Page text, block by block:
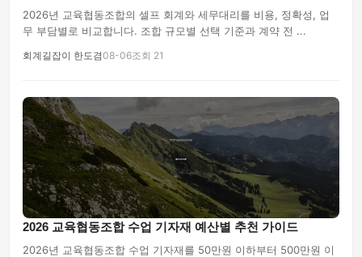
2026년 교육협동조합의 셀프 회계와 세무대리를 비용, 정확성, 업
무 부담별로 비교합니다. 조합 규모별 선택 기준과 계약 전 ...
회계길잡이 한도겸08-06조회 21
2026 교육협동조합 수업 기자재 예산별 추천 가이드
2026년 교육협동조합 수업 기자재를 50만원 이하부터 500만원 이